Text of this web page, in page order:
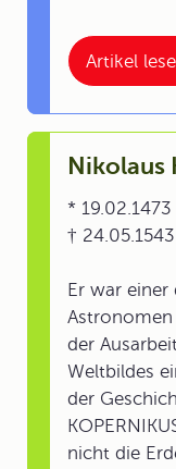
Artikel
Nikolaus
*
†
Er war einer
der
Weltbildes
der
nicht die